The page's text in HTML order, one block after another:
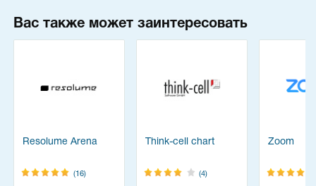
Вас также может заинтересовать
Resolume Arena
(16)
Think-cell chart
(4)
Zoom